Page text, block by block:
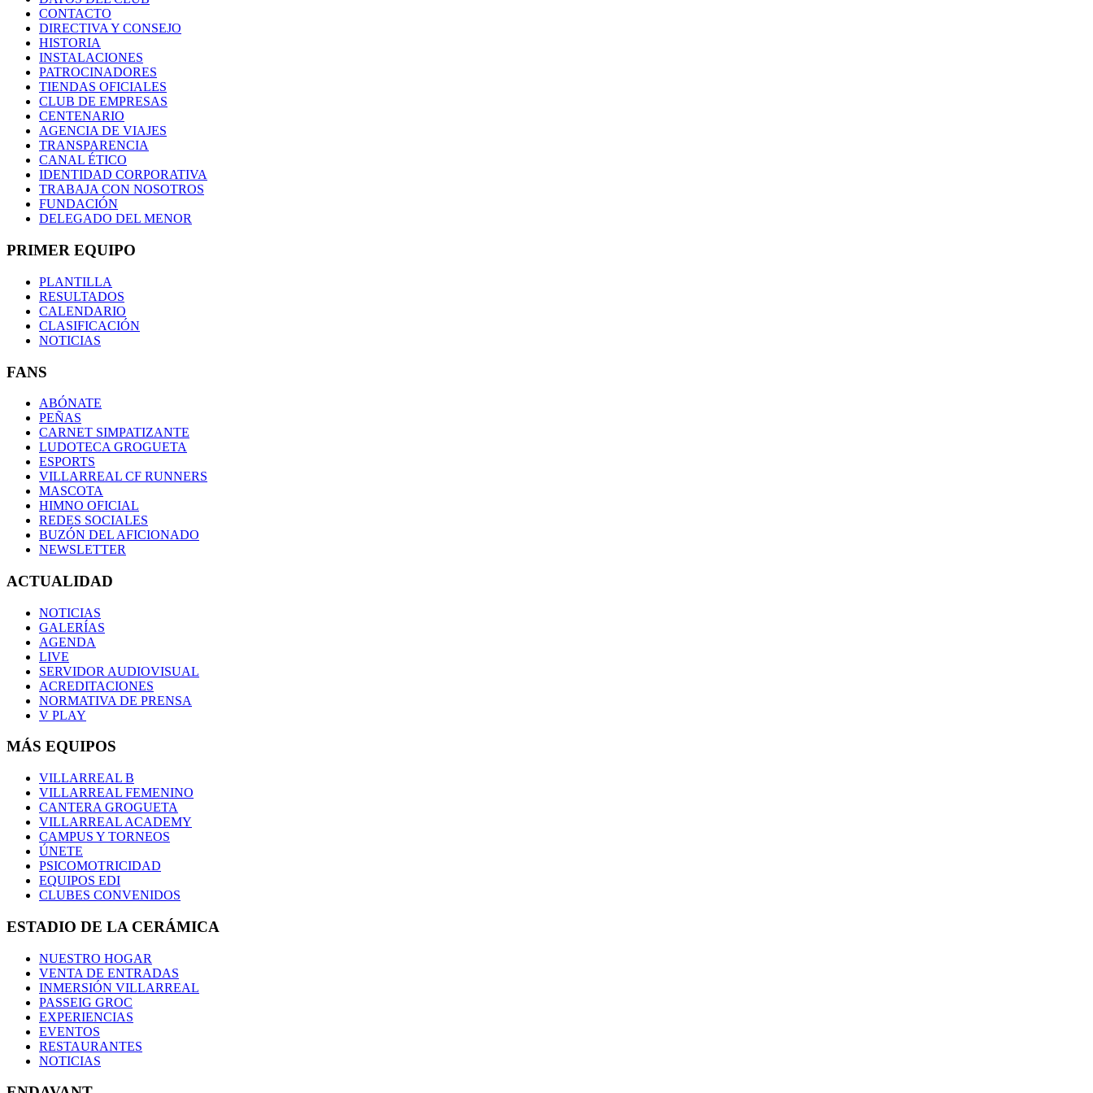
CONTACTO
DIRECTIVA Y CONSEJO
HISTORIA
INSTALACIONES
PATROCINADORES
TIENDAS OFICIALES
CLUB DE EMPRESAS
CENTENARIO
AGENCIA DE VIAJES
TRANSPARENCIA
CANAL ÉTICO
IDENTIDAD CORPORATIVA
TRABAJA CON NOSOTROS
FUNDACIÓN
DELEGADO DEL MENOR
PRIMER EQUIPO
PLANTILLA
RESULTADOS
CALENDARIO
CLASIFICACIÓN
NOTICIAS
FANS
ABÓNATE
PEÑAS
CARNET SIMPATIZANTE
LUDOTECA GROGUETA
ESPORTS
VILLARREAL CF RUNNERS
MASCOTA
HIMNO OFICIAL
REDES SOCIALES
BUZÓN DEL AFICIONADO
NEWSLETTER
ACTUALIDAD
NOTICIAS
GALERÍAS
AGENDA
LIVE
SERVIDOR AUDIOVISUAL
ACREDITACIONES
NORMATIVA DE PRENSA
V PLAY
MÁS EQUIPOS
VILLARREAL B
VILLARREAL FEMENINO
CANTERA GROGUETA
VILLARREAL ACADEMY
CAMPUS Y TORNEOS
ÚNETE
PSICOMOTRICIDAD
EQUIPOS EDI
CLUBES CONVENIDOS
ESTADIO DE LA CERÁMICA
NUESTRO HOGAR
VENTA DE ENTRADAS
INMERSIÓN VILLARREAL
PASSEIG GROC
EXPERIENCIAS
EVENTOS
RESTAURANTES
NOTICIAS